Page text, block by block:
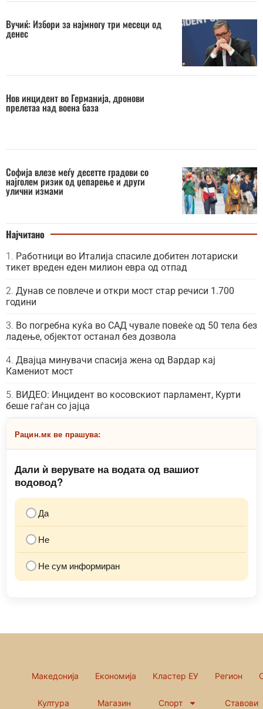
Вучиќ: Избори за најмногу три месеци од
денес
Нов инцидент во Германија, дронови
прелетаа над воена база
Софија влезе меѓу десетте градови со
најголем ризик од џепарење и други
улични измами
Најчитано
Работници во Италија спасиле добитен лотариски
тикет вреден еден милион евра од отпад
Дунав се повлече и откри мост стар речиси 1.700
години
Во погребна куќа во САД чувале повеќе од 50 тела без
ладење, објектот останал без дозвола
Двајца минувачи спасија жена од Вардар кај
Камениот мост
ВИДЕО: Инцидент во косовскиот парламент, Курти
беше гаѓан со јајца
Рацин.мк ве прашува:
Дали ѝ верувате на водата од вашиот
водовод?
Да
Не
Не сум информиран
Македонија Економија Кластер ЕУ Регион
Култура Магазин Спорт Ставови